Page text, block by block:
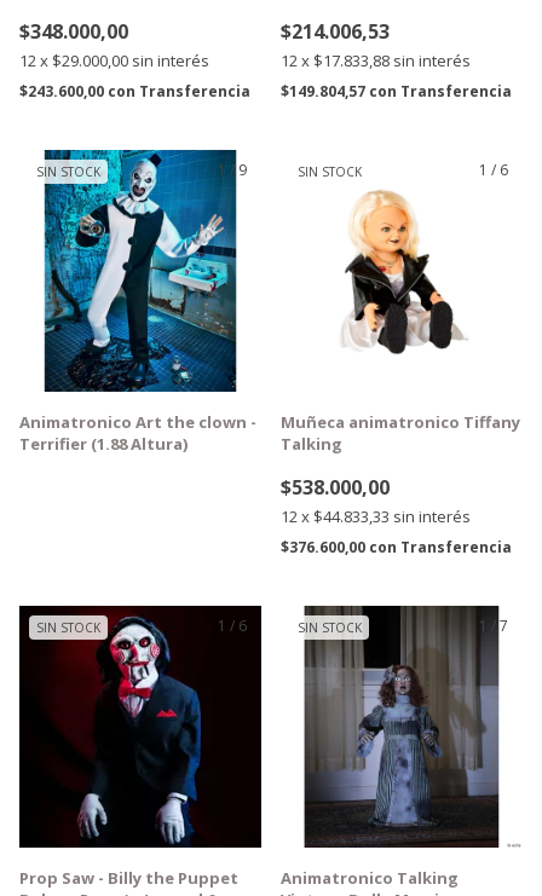
$348.000,00
12x $29.000,00 sin interés
$243.600,00 con Transferencia
$214.006,53
12x $17.833,88 sin interés
$149.804,57 con Transferencia
1 / 9
SIN STOCK
GRATIS
Animatronico Art the clown -
Terrifier (1.88 Altura)
1 / 6
SIN STOCK
GRATIS
Muñeca animatronico Tiffany
Talking
$538.000,00
12x $44.833,33 sin interés
$376.600,00 con Transferencia
1 / 6
SIN STOCK
GRATIS
Prop Saw - Billy the Puppet
1 /7
SIN STOCK
GRATIS
Animatronico Talking